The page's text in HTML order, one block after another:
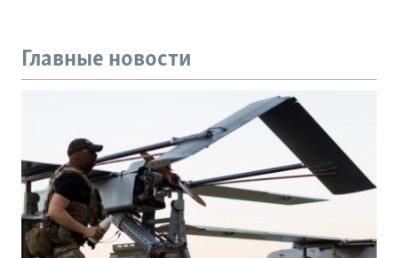
Главные новости